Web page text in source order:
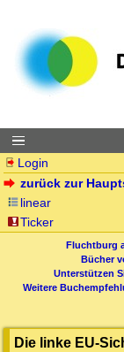
Login
zurück zur
linear
Ticker
Fluchtburg
Bücher
Unterstützen
Weitere
Die linke EU-